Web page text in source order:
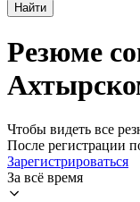
Найти
Резюме
Чтобы видеть все
После регистрации
Зарегистрироваться
За всё время